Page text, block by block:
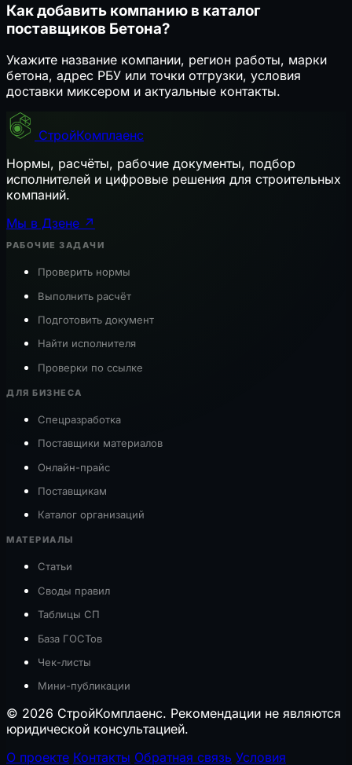
Как добавить компанию в каталог
поставщиков Бетона?
Укажите название компании, регион работы, марки
бетона, адрес РБУ или точки отгрузки, условия
доставки миксером и актуальные контакты.
СтройКомплаенс
Нормы, расчёты, рабочие документы, подбор
исполнителей и цифровые решения для строительных
компаний.
Мы в Дзене ↗
РАБОЧИЕ ЗАДАЧИ
Проверить нормы
Выполнить расчёт
Подготовить документ
Найти исполнителя
Проверки по ссылке
ДЛЯ БИЗНЕСА
Спецразработка
Поставщики материалов
Онлайн-прайс
Поставщикам
Каталог организаций
МАТЕРИАЛЫ
Статьи
Своды правил
Таблицы СП
База ГОСТов
Чек-листы
Мини-публикации
© 2026 СтройКомплаенс. Рекомендации не являются
юридической консультацией.
О проекте Контакты Обратная связь Условия